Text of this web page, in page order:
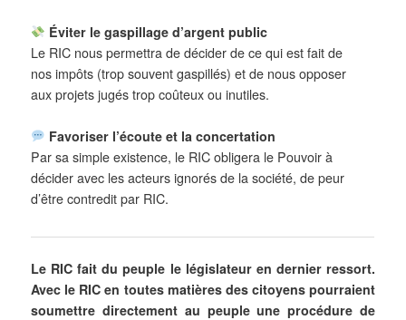
Éviter le gaspillage d’argent public
Le RIC nous permettra de décider de ce qui est fait de
nos impôts (trop souvent gaspillés) et de nous opposer
aux projets jugés trop coûteux ou inutiles.
Favoriser l’écoute et la concertation
Par sa simple existence, le RIC obligera le Pouvoir à
décider avec les acteurs ignorés de la société, de peur
d’être contredit par RIC.
Le RIC fait du peuple le législateur en dernier ressort.
Avec le RIC en toutes matières des citoyens pourraient
soumettre directement au peuple une procédure de